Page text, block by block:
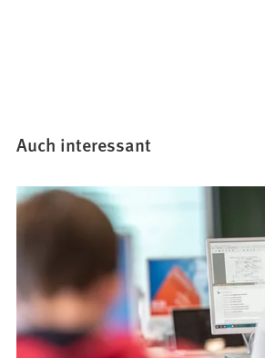
Auch interessant